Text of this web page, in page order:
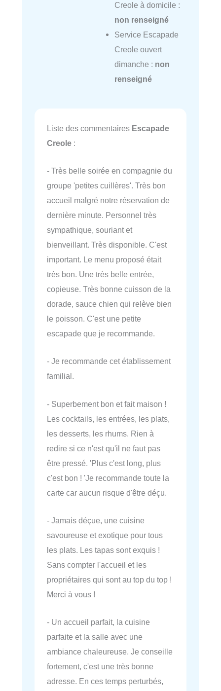
Creole à domicile :
non renseigné
Service Escapade
Creole ouvert
dimanche : non
renseigné
Liste des commentaires Escapade
Creole :
- Très belle soirée en compagnie du
groupe 'petites cuillères'. Très bon
accueil malgré notre réservation de
dernière minute. Personnel très
sympathique, souriant et
bienveillant. Très disponible. C'est
important. Le menu proposé était
très bon. Une très belle entrée,
copieuse. Très bonne cuisson de la
dorade, sauce chien qui relève bien
le poisson. C'est une petite
escapade que je recommande.
- Je recommande cet établissement
familial.
- Superbement bon et fait maison !
Les cocktails, les entrées, les plats,
les desserts, les rhums. Rien à
redire si ce n'est qu'il ne faut pas
être pressé. 'Plus c'est long, plus
c'est bon ! 'Je recommande toute la
carte car aucun risque d'être déçu.
- Jamais déçue, une cuisine
savoureuse et exotique pour tous
les plats. Les tapas sont exquis !
Sans compter l'accueil et les
propriétaires qui sont au top du top !
Merci à vous !
- Un accueil parfait, la cuisine
parfaite et la salle avec une
ambiance chaleureuse. Je conseille
fortement, c'est une très bonne
adresse. En ces temps perturbés,